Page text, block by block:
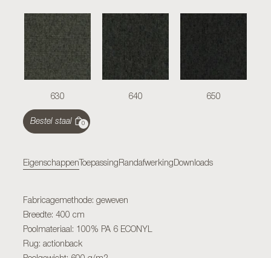
630 640 650
Bestel staal 0
Eigenschappen Toepassing Randafwerking Downloads
Fabricagemethode: geweven
Breedte: 400 cm
Poolmateriaal: 100% PA 6 ECONYL
Rug: actionback